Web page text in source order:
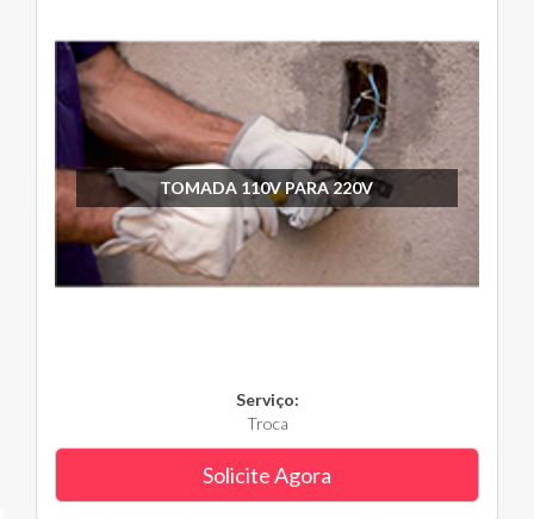
TOMADA 110V PARA 220V
Serviço:
Troca
Solicite Agora